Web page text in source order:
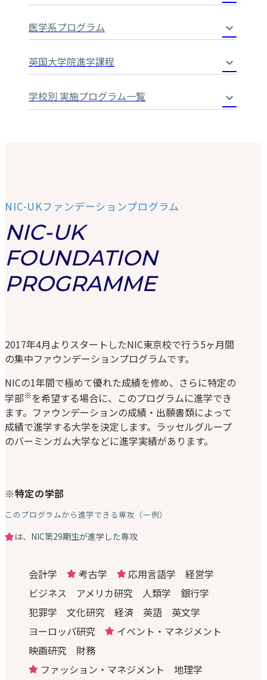
医学系プログラム
英国大学院進学課程
学校別 実施プログラム一覧
NIC-UKファンデーションプログラム
NIC-UK
FOUNDATION
PROGRAMME
2017年4月よりスタートしたNIC東京校で行う5ヶ月間
の集中ファウンデーションプログラムです。
NICの1年間で極めて優れた成績を修め、さらに特定の
学部※を希望する場合に、このプログラムに進学でき
ます。ファウンデーションの成績・出願書類によって
成績で進学する大学を決定します。ラッセルグループ
のバーミンガム大学などに進学実績があります。
※特定の学部
このプログラムから進学できる専攻（一例）
は、NIC第29期生が進学した専攻
会計学 考古学 応用言語学
経営学
ビジネス
アメリカ研究 人類学
銀行学
犯罪学
文化研究 経済 英語
英文学
ヨーロッパ研究
イベント・マネジメント
映画研究
財務
ファッション・マネジメント
地理学